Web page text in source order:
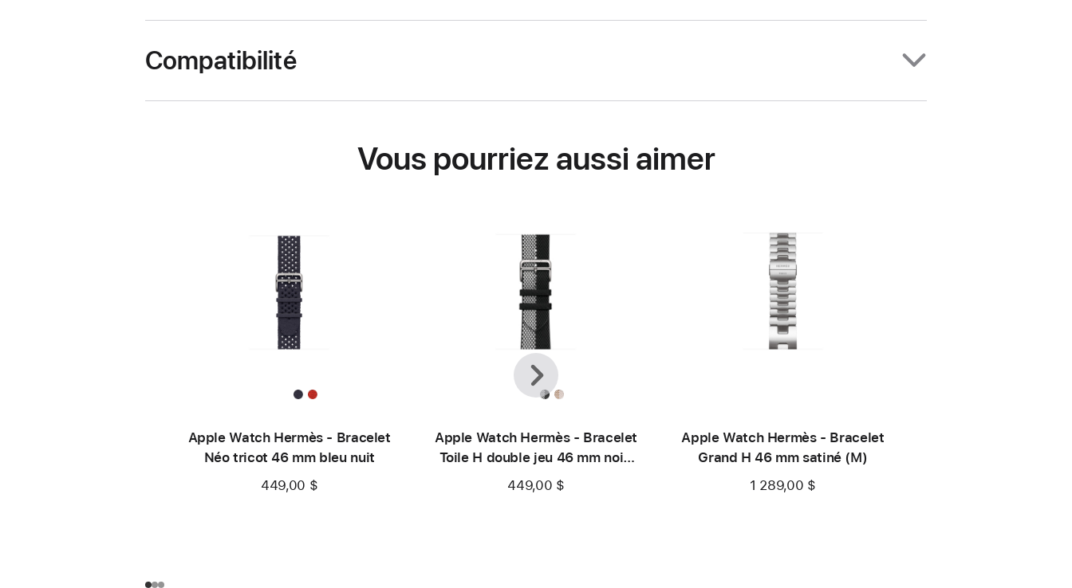
Compatibilité
Vous pourriez aussi aimer
Apple Watch Hermès - Bracelet
Néo tricot 46 mm bleu nuit
449,00 $
Apple Watch Hermès - Bracelet
Toile H double jeu 46 mm noir/
écru
449,00 $
Apple Watch Hermès - Bracelet
Grand H 46 mm satiné (M)
1 289,00 $
Précédent
Suivante